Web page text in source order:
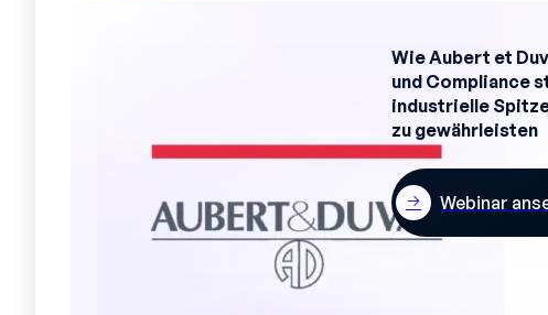
Wie Aubert et
und Compliance
industrielle
zu gewährleisten
Webinar